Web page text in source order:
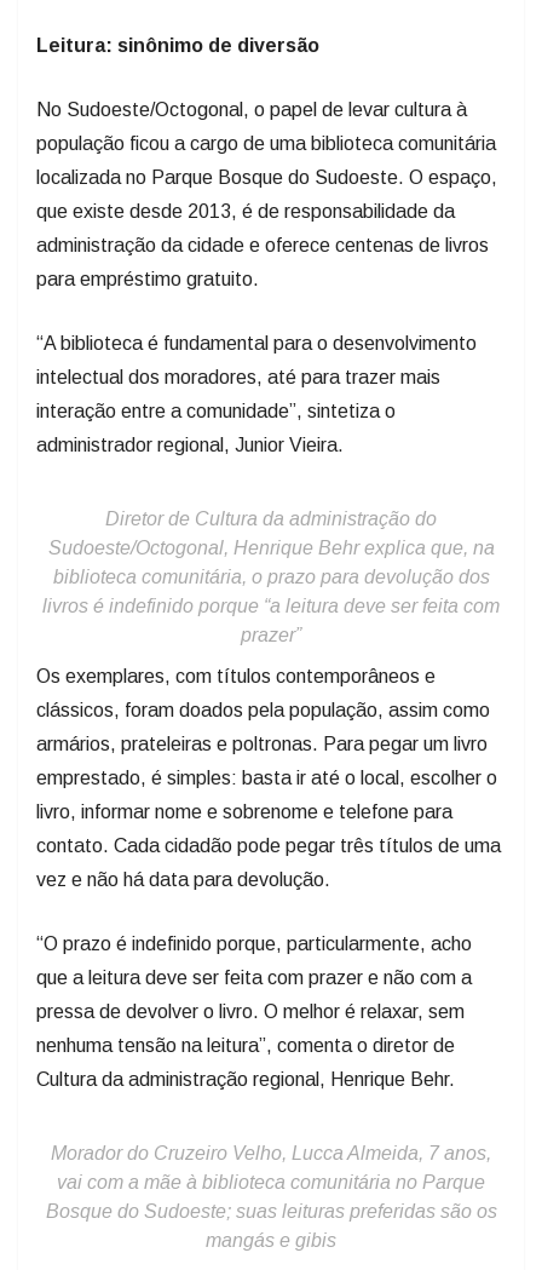
Leitura: sinônimo de diversão
No Sudoeste/Octogonal, o papel de levar cultura à
população ficou a cargo de uma biblioteca comunitária
localizada no Parque Bosque do Sudoeste. O espaço,
que existe desde 2013, é de responsabilidade da
administração da cidade e oferece centenas de livros
para empréstimo gratuito.
“A biblioteca é fundamental para o desenvolvimento
intelectual dos moradores, até para trazer mais
interação entre a comunidade”, sintetiza o
administrador regional, Junior Vieira.
Diretor de Cultura da administração do
Sudoeste/Octogonal, Henrique Behr explica que, na
biblioteca comunitária, o prazo para devolução dos
livros é indefinido porque “a leitura deve ser feita com
prazer”
Os exemplares, com títulos contemporâneos e
clássicos, foram doados pela população, assim como
armários, prateleiras e poltronas. Para pegar um livro
emprestado, é simples: basta ir até o local, escolher o
livro, informar nome e sobrenome e telefone para
contato. Cada cidadão pode pegar três títulos de uma
vez e não há data para devolução.
“O prazo é indefinido porque, particularmente, acho
que a leitura deve ser feita com prazer e não com a
pressa de devolver o livro. O melhor é relaxar, sem
nenhuma tensão na leitura”, comenta o diretor de
Cultura da administração regional, Henrique Behr.
Morador do Cruzeiro Velho, Lucca Almeida, 7 anos,
vai com a mãe à biblioteca comunitária no Parque
Bosque do Sudoeste; suas leituras preferidas são os
mangás e gibis